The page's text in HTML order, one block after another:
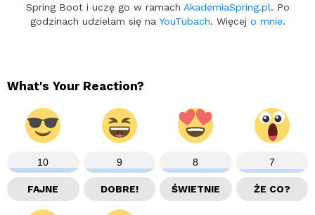
Spring Boot i uczę go w ramach AkademiaSpring.pl. Po
godzinach udzielam się na YouTubach. Więcej o mnie.
What's Your Reaction?
10
FAJNE
9
DOBRE!
8
ŚWIETNIE
7
ŻE CO?